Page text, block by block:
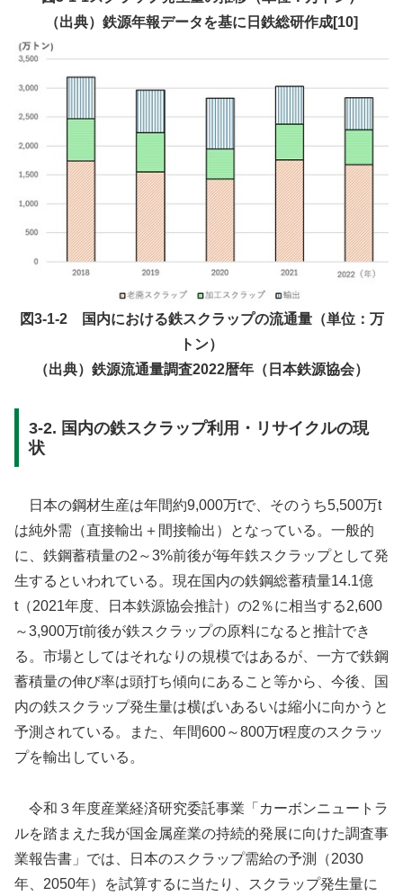
（出典）鉄源年報データを基に日鉄総研作成[10]
図3-1-2 国内における鉄スクラップの流通量（単位：万
トン）
（出典）鉄源流通量調査2022暦年（日本鉄源協会）
3-2. 国内の鉄スクラップ利用・リサイクルの現
状
日本の鋼材生産は年間約9,000万tで、そのうち5,500万t
は純外需（直接輸出＋間接輸出）となっている。一般的
に、鉄鋼蓄積量の2～3%前後が毎年鉄スクラップとして発
生するといわれている。現在国内の鉄鋼総蓄積量14.1億
t（2021年度、日本鉄源協会推計）の2％に相当する2,600
～3,900万t前後が鉄スクラップの原料になると推計でき
る。市場としてはそれなりの規模ではあるが、一方で鉄鋼
蓄積量の伸び率は頭打ち傾向にあること等から、今後、国
内の鉄スクラップ発生量は横ばいあるいは縮小に向かうと
予測されている。また、年間600～800万t程度のスクラッ
プを輸出している。
令和３年度産業経済研究委託事業「カーボンニュートラ
ルを踏まえた我が国金属産業の持続的発展に向けた調査事
業報告書」では、日本のスクラップ需給の予測（2030
年、2050年）を試算するに当たり、スクラップ発生量に